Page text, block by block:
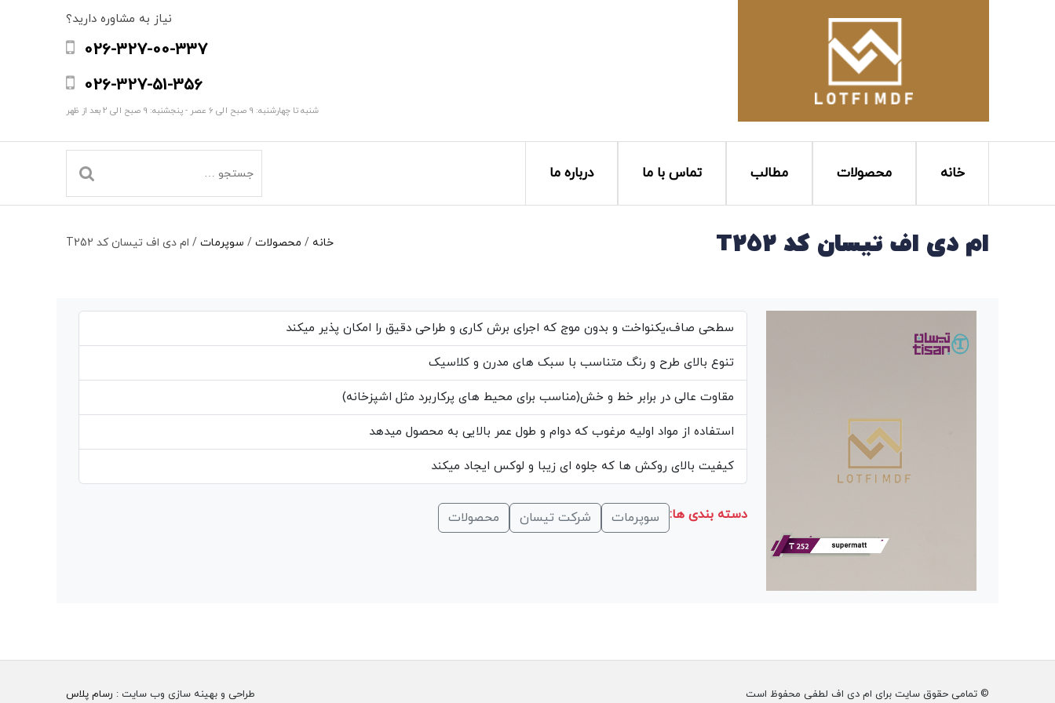
نیاز به مشاوره دارید؟
026-327-00-337
026-327-51-356
شنبه تا چهارشنبه: 9 صبح الی 6 عصر - پنجشنبه: 9 صبح الی 2 بعد از ظهر
خانه محصولات مطالب تماس با ما درباره ما
ام دی اف تیسان کد T252 خانه / محصولات / سوپرمات / ام دی اف تیسان کد T252
سطحی صاف،یکنواخت و بدون موج که اجرای برش کاری و طراحی دقیق را امکان پذیر میکند
تنوع بالای طرح و رنگ متناسب با سبک های مدرن و کلاسیک
مقاوت عالی در برابر خط و خش(مناسب برای محیط های پرکاربرد مثل اشپزخانه)
استفاده از مواد اولیه مرغوب که دوام و طول عمر بالایی به محصول میدهد
کیفیت بالای روکش ها که جلوه ای زیبا و لوکس ایجاد میکند
دسته بندی ها: سوپرمات شرکت تیسان محصولات
© تمامی حقوق سایت برای ام دی اف لطفی محفوظ است طراحی و بهینه سازی وب سایت : رسام پلاس